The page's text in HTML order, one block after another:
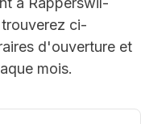
ci-
d'ouverture et
mois.